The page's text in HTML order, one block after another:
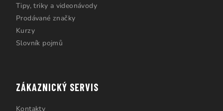
Tipy, triky a videonávody
Prodávané značky
Kurzy
Slovník pojmů
ZÁKAZNICKÝ SERVIS
Kontakty